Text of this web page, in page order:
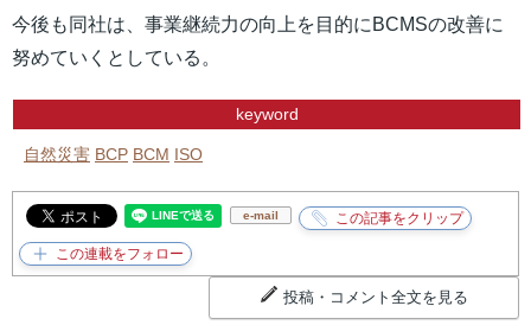
今後も同社は、事業継続力の向上を目的にBCMSの改善に
努めていくとしている。
keyword
自然災害 BCP BCM ISO
e-mail
投稿・コメント全文を見る